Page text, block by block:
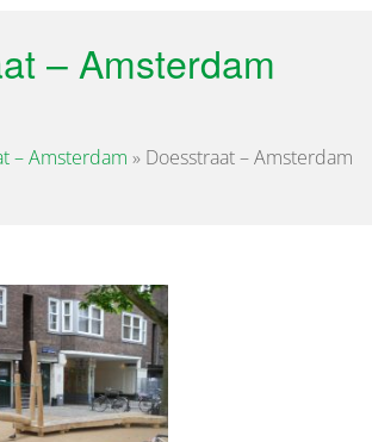
– Amsterdam
– Amsterdam » Doesstraat – Amsterdam